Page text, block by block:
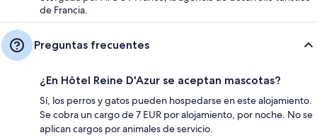
de Francia.
Preguntas frecuentes
¿En Hôtel Reine D'Azur se aceptan mascotas?
Sí, los perros y gatos pueden hospedarse en este alojamiento.
Se cobra un cargo de 7 EUR por alojamiento, por noche. No se
aplican cargos por animales de servicio.